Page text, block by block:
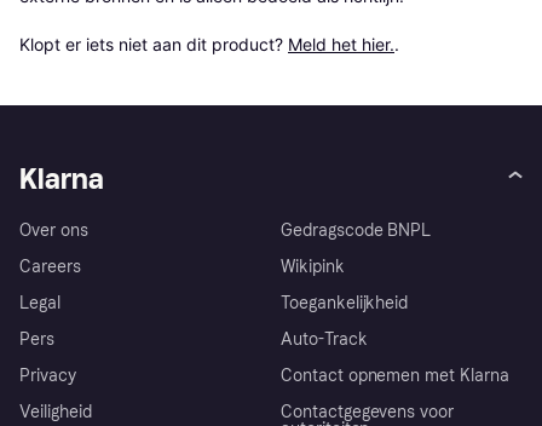
Klopt er iets niet aan dit product? Meld het hier..
Klarna
Over ons
Careers
Legal
Pers
Privacy
Veiligheid
Gedragscode BNPL
Wikipink
Toegankelijkheid
Auto-Track
Contact opnemen met Klarna
Contactgegevens voor